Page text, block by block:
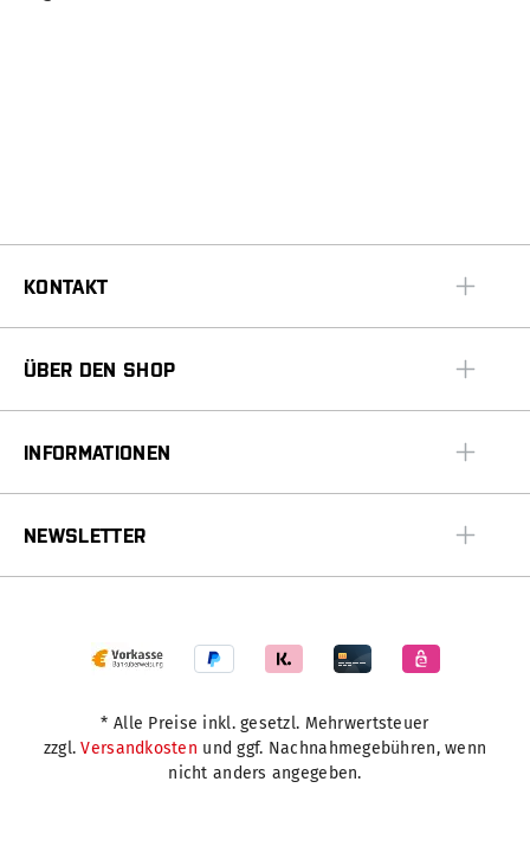
KONTAKT
ÜBER DEN SHOP
INFORMATIONEN
NEWSLETTER
* Alle Preise inkl. gesetzl. Mehrwertsteuer
zzgl.Versandkosten und ggf. Nachnahmegebühren, wenn
nicht anders angegeben.